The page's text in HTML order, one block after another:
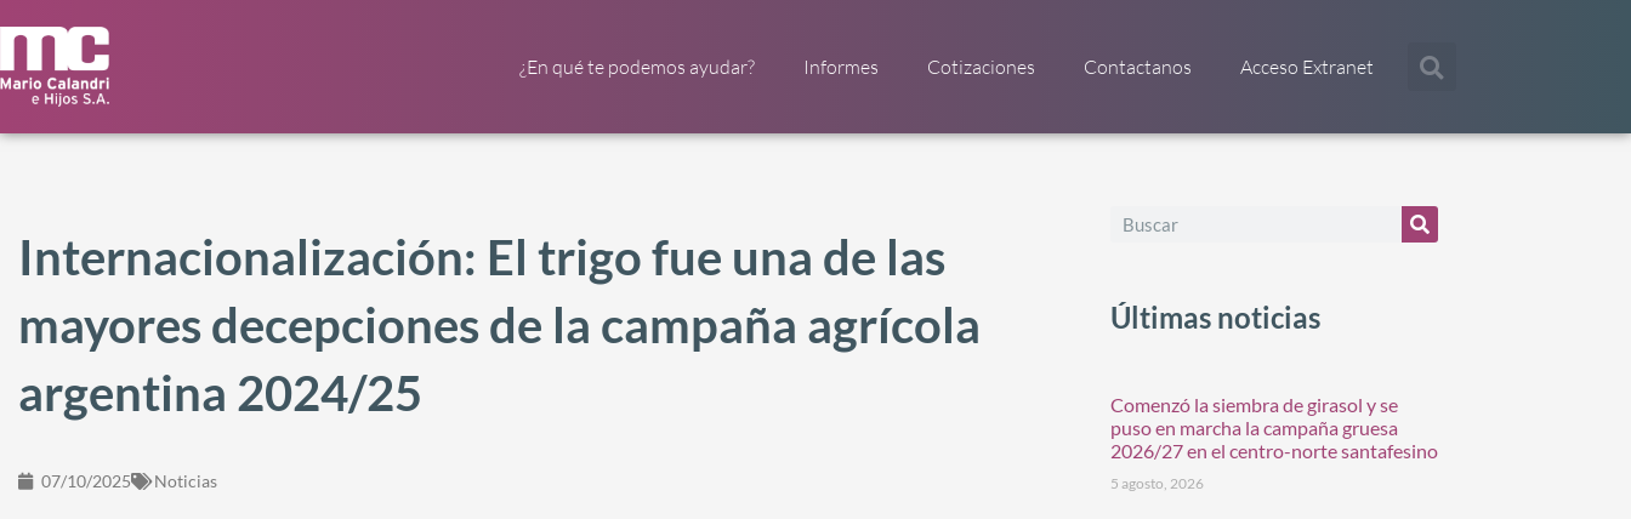
¿En qué te podemos ayudar? Informes Cotizaciones Contactanos Acceso Extranet
Internacionalización: El trigo fue una de las
mayores decepciones de la campaña agrícola
argentina 2024/25
07/10/2025 Noticias
Últimas noticias
Comenzó la siembra de girasol y se
puso en marcha la campaña gruesa
2026/27 en el centro-norte santafesino
5 agosto, 2026